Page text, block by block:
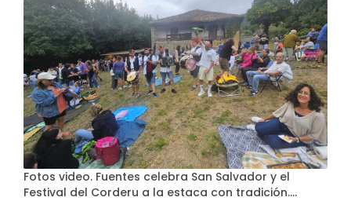
Fotos video. Fuentes celebra San Salvador y el
Festival del Corderu a la estaca con tradición....